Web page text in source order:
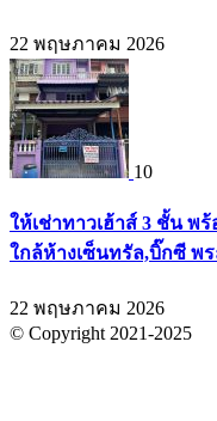
22 พฤษภาคม 2026
10
ให้เช่าทาวเฮ้าส์ 3 ชั้น พ
ใกล้ห้างเซ็นทรัล,บิ๊กซี พร
22 พฤษภาคม 2026
© Copyright 2021-2025